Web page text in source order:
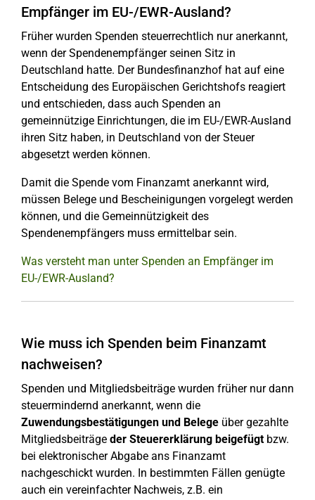
Empfänger im EU-/EWR-Ausland?
Früher wurden Spenden steuerrechtlich nur anerkannt,
wenn der Spendenempfänger seinen Sitz in
Deutschland hatte. Der Bundesfinanzhof hat auf eine
Entscheidung des Europäischen Gerichtshofs reagiert
und entschieden, dass auch Spenden an
gemeinnützige Einrichtungen, die im EU-/EWR-Ausland
ihren Sitz haben, in Deutschland von der Steuer
abgesetzt werden können.
Damit die Spende vom Finanzamt anerkannt wird,
müssen Belege und Bescheinigungen vorgelegt werden
können, und die Gemeinnützigkeit des
Spendenempfängers muss ermittelbar sein.
Was versteht man unter Spenden an Empfänger im
EU-/EWR-Ausland?
Wie muss ich Spenden beim Finanzamt
nachweisen?
Spenden und Mitgliedsbeiträge wurden früher nur dann
steuermindernd anerkannt, wenn die
Zuwendungsbestätigungen und Belege über gezahlte
Mitgliedsbeiträge der Steuererklärung beigefügtbzw.
bei elektronischer Abgabe ans Finanzamt
nachgeschickt wurden. In bestimmten Fällen genügte
auch ein vereinfachter Nachweis, z.B. ein